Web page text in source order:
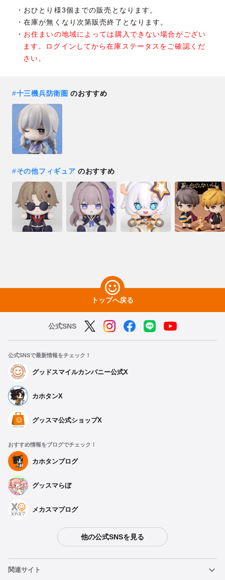
おひとり様3個までの販売となります。
在庫が無くなり次第販売終了となります。
お住まいの地域によっては購入できない場合がござい
ます。ログインしてから在庫ステータスをご確認くだ
さい。
#十三機兵防衛圏 のおすすめ
#その他フィギュア のおすすめ
トップへ戻る
公式SNS
公式SNSで最新情報をチェック！
グッドスマイルカンパニー公式X
カホタンX
グッスマ公式ショップX
おすすめ情報をブログでチェック！
カホタンブログ
グッスマらぼ
メカスマブログ
他の公式SNSを見る
関連サイト